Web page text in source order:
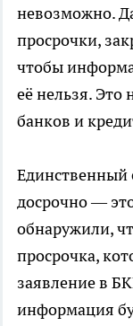
невозможно.
просрочки,
чтобы
её нельзя. Это
банков и
Единственный
досрочно —
обнаружили,
просрочка,
заявление в
информация